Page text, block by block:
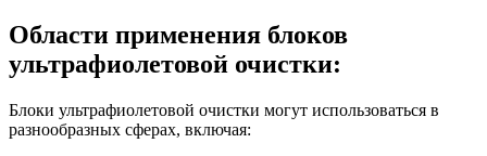
Области применения блоков
ультрафиолетовой очистки:
Блоки ультрафиолетовой очистки могут использоваться в
разнообразных сферах, включая: